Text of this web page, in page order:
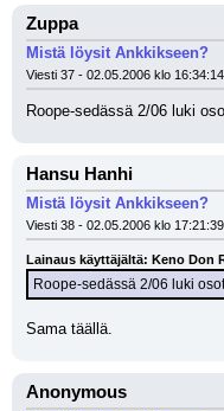
Zuppa
Mistä löysit Ankkikseen?
Viesti 37 - 02.05.2006 klo 16:34:14
Roope-sedässä 2/06 luki
Hansu Hanhi
Mistä löysit Ankkikseen?
Viesti 38 - 02.05.2006 klo 17:21:39
Lainaus käyttäjältä: Keno Don
Roope-sedässä 2/06 luki
Sama täällä.
Anonymous